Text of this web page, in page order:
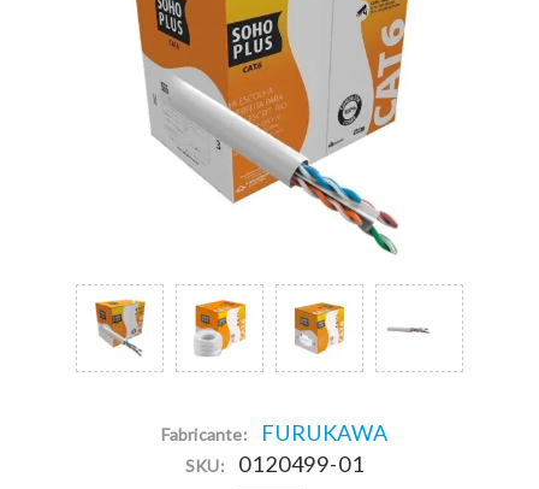
Fabricante: FURUKAWA
SKU: 0120499-01